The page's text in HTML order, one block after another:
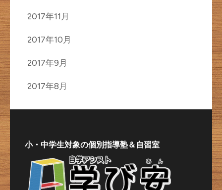
2017年11月
2017年10月
2017年9月
2017年8月
小・中学生対象の個別指導塾＆自習室